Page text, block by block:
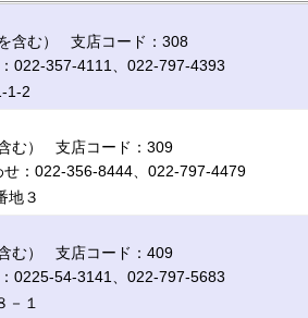
含む） 支店コード：308
022-357-4111、022-797-4393
1-2
む） 支店コード：309
：022-356-8444、022-797-4479
地３
む） 支店コード：409
0225-54-3141、022-797-5683
１